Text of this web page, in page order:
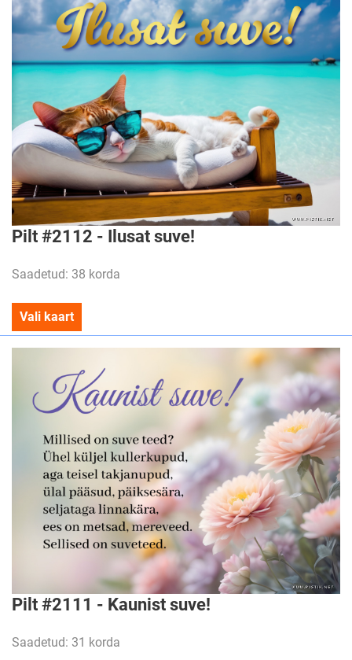
Pilt #2112 - Ilusat suve!
Saadetud: 38 korda
Vali kaart
Pilt #2111 - Kaunist suve!
Saadetud: 31 korda